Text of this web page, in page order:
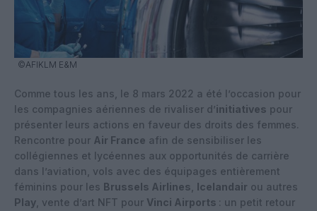
©AFIKLM E&M
Comme tous les ans, le 8 mars 2022 a été l’occasion pour
les compagnies aériennes de rivaliser d’initiatives pour
présenter leurs actions en faveur des droits des femmes.
Rencontre pour Air France afin de sensibiliser les
collégiennes et lycéennes aux opportunités de carrière
dans l’aviation, vols avec des équipages entièrement
féminins pour les Brussels Airlines Icelandair ou autres
Play , vente d’art NFT pour Vinci Airports : un petit retour